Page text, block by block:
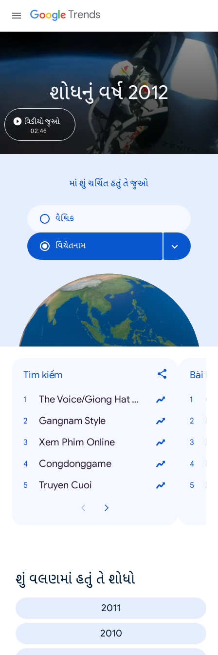
Trends
શોધનું વર્ષ 2012
વિડીયો જુઓ
02:46
માં શું ચર્ચિત હતું તે જુઓ
વૈશ્વિક
વિયેતનામ
Tìm kiếm
The Voice/Giong Hat Viet
Gangnam Style
Xem Phim Online
Congdonggame
Truyen Cuoi
Bài
I
શું વલણમાં હતું તે શોધો
2011
2010